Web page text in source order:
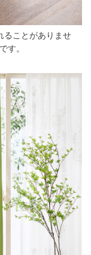
ることがありませ
す。